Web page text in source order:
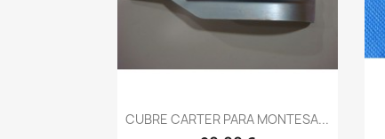
Vista rápida
CUBRE CARTER PARA MONTESA...